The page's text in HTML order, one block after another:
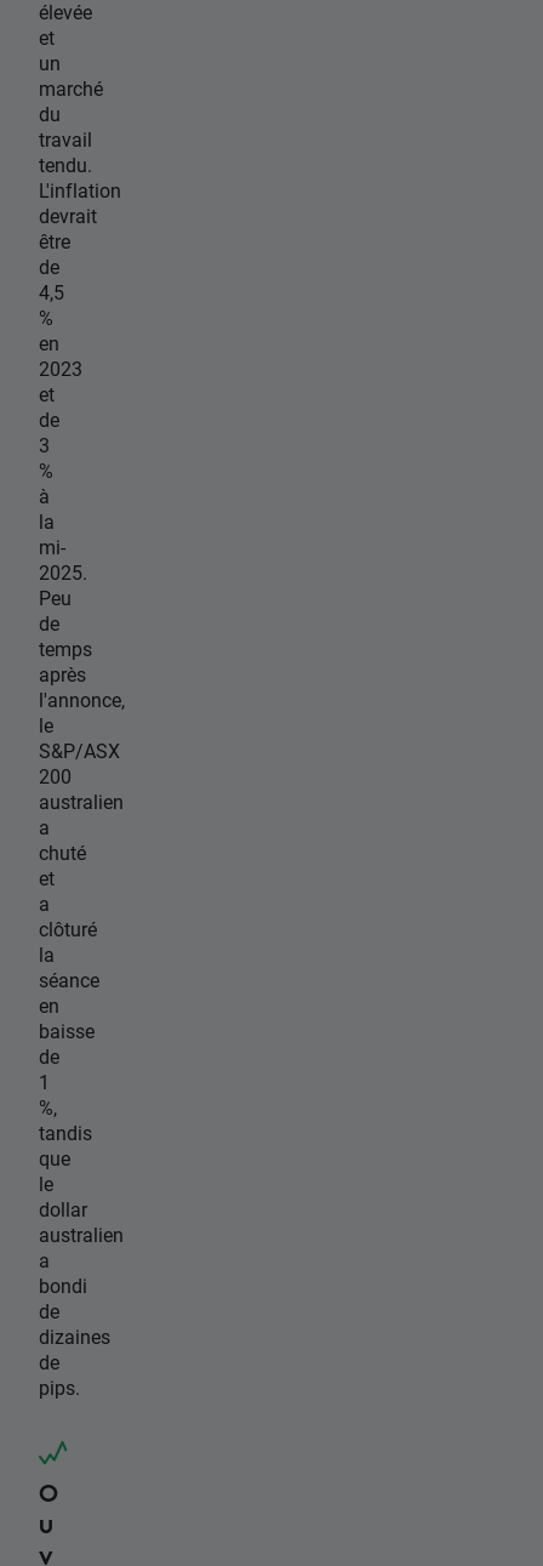
élevée
et
un
marché
du
travail
tendu.
L'inflation
devrait
être
de
4,5
%
en
2023
et
de
3
%
à
la
mi-
2025.
Peu
de
temps
après
l'annonce,
le
S&P/ASX
200
australien
a
chuté
et
a
clôturé
la
séance
en
baisse
de
1
%,
tandis
que
le
dollar
australien
a
bondi
de
dizaines
de
pips.
O
u
v